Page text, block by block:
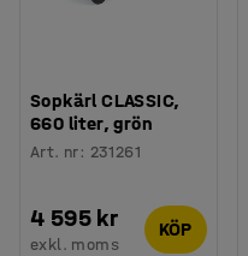
Sopkärl CLASSIC,
660 liter, grön
Art. nr: 231261
4 595 kr
exkl. moms
KÖP